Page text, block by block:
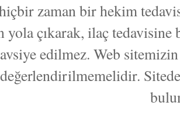
zaman bir hekim
yola çıkarak, ilaç
edilmez. Web